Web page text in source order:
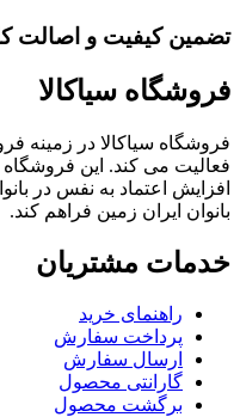
تضمین کیفیت و اصالت
فروشگاه سیاکالا
فروشگاه سیاکالا در زمینه
فعالیت می کند. این
افزایش اعتماد به نفس در
بانوان ایران زمین فراهم کند.
خدمات مشتریان
راهنمای خرید
پرداخت سفارش
ارسال سفارش
گارانتی محصول
برگشت محصول